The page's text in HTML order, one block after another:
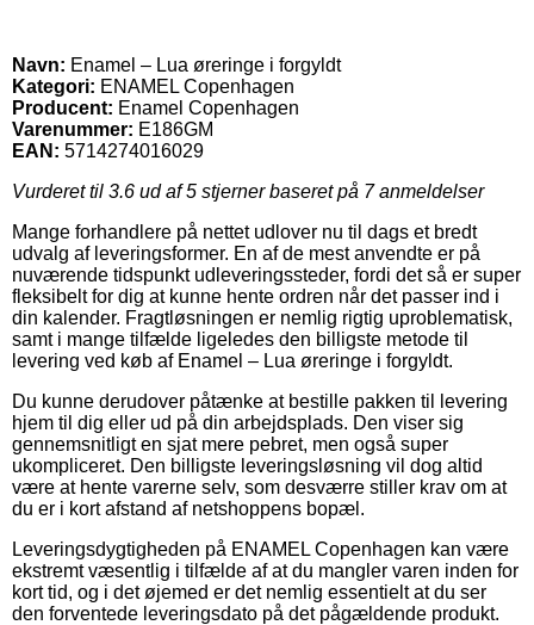
Navn: Enamel – Lua øreringe i forgyldt
Kategori: ENAMEL Copenhagen
Producent: Enamel Copenhagen
Varenummer: E186GM
EAN: 5714274016029
Vurderet til 3.6 ud af 5 stjerner baseret på 7anmeldelser
Mange forhandlere på nettet udlover nu til dags et bredt
udvalg af leveringsformer. En af de mest anvendte er på
nuværende tidspunkt udleveringssteder, fordi det så er super
fleksibelt for dig at kunne hente ordren når det passer ind i
din kalender. Fragtløsningen er nemlig rigtig uproblematisk,
samt i mange tilfælde ligeledes den billigste metode til
levering ved køb af Enamel – Lua øreringe i forgyldt.
Du kunne derudover påtænke at bestille pakken til levering
hjem til dig eller ud på din arbejdsplads. Den viser sig
gennemsnitligt en sjat mere pebret, men også super
ukompliceret. Den billigste leveringsløsning vil dog altid
være at hente varerne selv, som desværre stiller krav om at
du er i kort afstand af netshoppens bopæl.
Leveringsdygtigheden på ENAMEL Copenhagen kan være
ekstremt væsentlig i tilfælde af at du mangler varen inden for
kort tid, og i det øjemed er det nemlig essentielt at du ser
den forventede leveringsdato på det pågældende produkt.